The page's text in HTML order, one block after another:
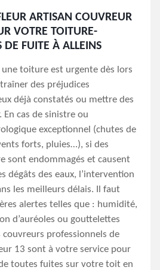
ARTISAN COUVREUR
VOTRE TOITURE-
DE FUITE À ALLEINS
toiture est urgente dès lors
des préjudices
déjà constatés ou mettre des
En cas de sinistre ou
exceptionnel (chutes de
forts, pluies…), si des
sont endommagés et causent
dégâts des eaux, l’intervention
les meilleurs délais. Il faut
alertes telles que : humidité,
d’auréoles ou gouttelettes
couvreurs professionnels de
13 sont à votre service pour
toutes fuites sur votre toit en